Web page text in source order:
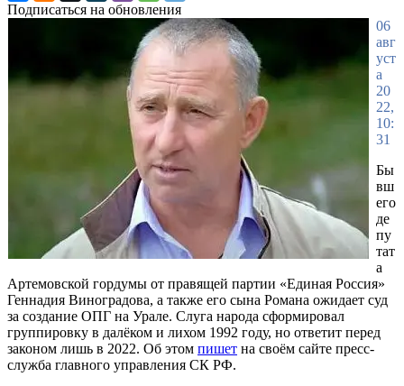
Подписаться на обновления
06
авг
уст
а
20
22,
10:
31
Бы
вш
его
де
пу
тат
а
Артемовской гордумы от правящей партии «Единая Россия»
Геннадия Виноградова, а также его сына Романа ожидает суд
за создание ОПГ на Урале. Слуга народа сформировал
группировку в далёком и лихом 1992 году, но ответит перед
законом лишь в 2022. Об этом пишет на своём сайте пресс-
служба главного управления СК РФ.